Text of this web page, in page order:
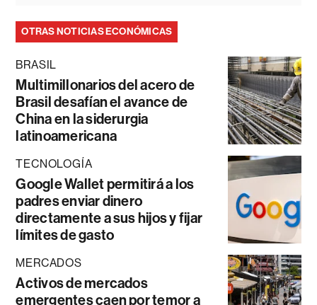
OTRAS NOTICIAS ECONÓMICAS
BRASIL
Multimillonarios del acero de
Brasil desafían el avance de
China en la siderurgia
latinoamericana
TECNOLOGÍA
Google Wallet permitirá a los
padres enviar dinero
directamente a sus hijos y fijar
límites de gasto
MERCADOS
Activos de mercados
emergentes caen por temor a